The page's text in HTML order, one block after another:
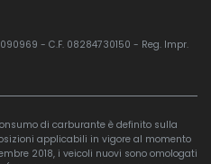
- C.F. 08284730150 - Reg. Impr.
di carburante è definito sulla
applicabili in vigore al momento
2018, i veicoli nuovi sono omologati